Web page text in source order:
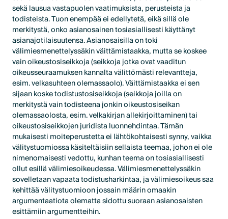
sekä lausua vastapuolen vaatimuksista, perusteista ja
todisteista. Tuon enempää ei edellytetä, eikä sillä ole
merkitystä, onko asianosainen tosiasiallisesti käyttänyt
asianajotilaisuutensa. Asianosaisilla on toki
välimiesmenettelyssäkin väittämistaakka, mutta se koskee
vain oikeustosiseikkoja (seikkoja jotka ovat vaaditun
oikeusseuraamuksen kannalta välittömästi relevantteja,
esim. velkasuhteen olemassaolo). Väittämistaakka ei sen
sijaan koske todistustosiseikkoja (seikkoja joilla on
merkitystä vain todisteena jonkin oikeustosiseikan
olemassaolosta, esim. velkakirjan allekirjoittaminen) tai
oikeustosiseikkojen juridista luonnehdintaa. Tämän
mukaisesti moiteperustetta ei lähtökohtaisesti synny, vaikka
välitystuomiossa käsiteltäisiin sellaista teemaa, johon ei ole
nimenomaisesti vedottu, kunhan teema on tosiasiallisesti
ollut esillä välimiesoikeudessa. Välimiesmenettelyssäkin
sovelletaan vapaata todistusharkintaa, ja välimiesoikeus saa
kehittää välitystuomioon jossain määrin omaakin
argumentaatiota olematta sidottu suoraan asianosaisten
esittämiin argumentteihin.